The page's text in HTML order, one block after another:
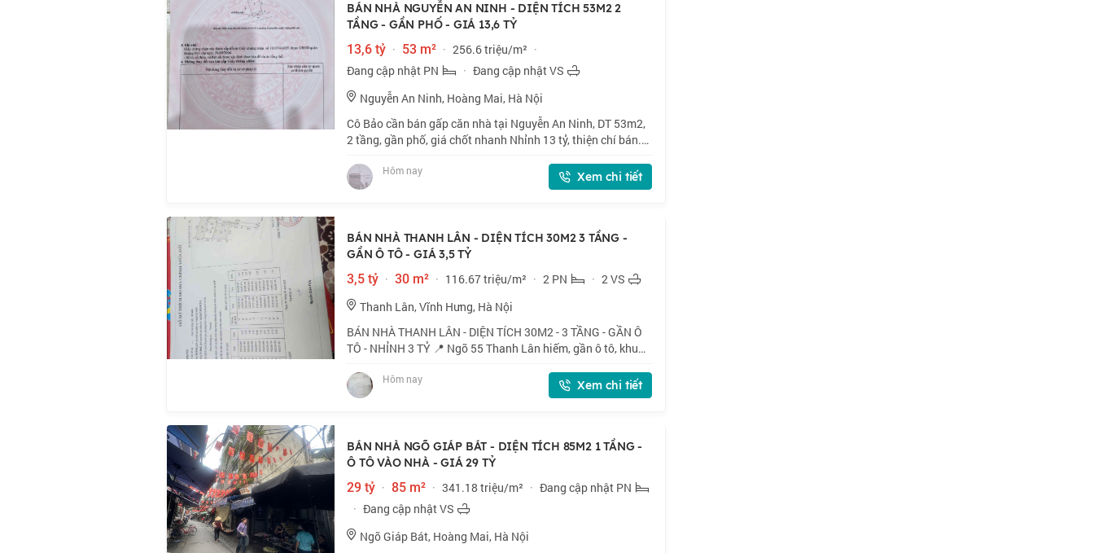
BÁN NHÀ NGUYỄN AN NINH - DIỆN TÍCH 53M2 2
TẦNG - GẦN PHỐ - GIÁ 13,6 TỶ
13,6 tỷ · 53 m² · 256.6 triệu/m² ·
Đang cập nhật PN
· Đang cập nhật VS
Nguyễn An Ninh, Hoàng Mai, Hà Nội
Cô Bảo cần bán gấp căn nhà tại Nguyễn An Ninh, DT 53m2,
2 tầng, gần phố, giá chốt nhanh Nhỉnh 13 tỷ, thiện chí bán.
53m2 x 2 tầng, mặt tiền 3.4m.
Hôm nay Xem chi tiết
BÁN NHÀ THANH LÂN - DIỆN TÍCH 30M2 3 TẦNG -
GẦN Ô TÔ - GIÁ 3,5 TỶ
3,5 tỷ · 30 m² · 116.67 triệu/m² · 2 PN · 2 VS
Thanh Lân, Vĩnh Hưng, Hà Nội
BÁN NHÀ THANH LÂN - DIỆN TÍCH 30M2 - 3 TẦNG - GẦN Ô
TÔ - NHỈNH 3 TỶ 📍 Ngõ 55 Thanh Lân hiếm, gần ô tô, khu
tầng, mặt tiền 4m. 💰 Nhỉnh 3 tỷ. 📜 Sổ đ
Hôm nay Xem chi tiết
BÁN NHÀ NGÕ GIÁP BÁT - DIỆN TÍCH 85M2 1 TẦNG -
Ô TÔ VÀO NHÀ - GIÁ 29 TỶ
29 tỷ · 85 m² · 341.18 triệu/m² · Đang cập nhật PN
· Đang cập nhật VS
Ngõ Giáp Bát, Hoàng Mai, Hà Nội